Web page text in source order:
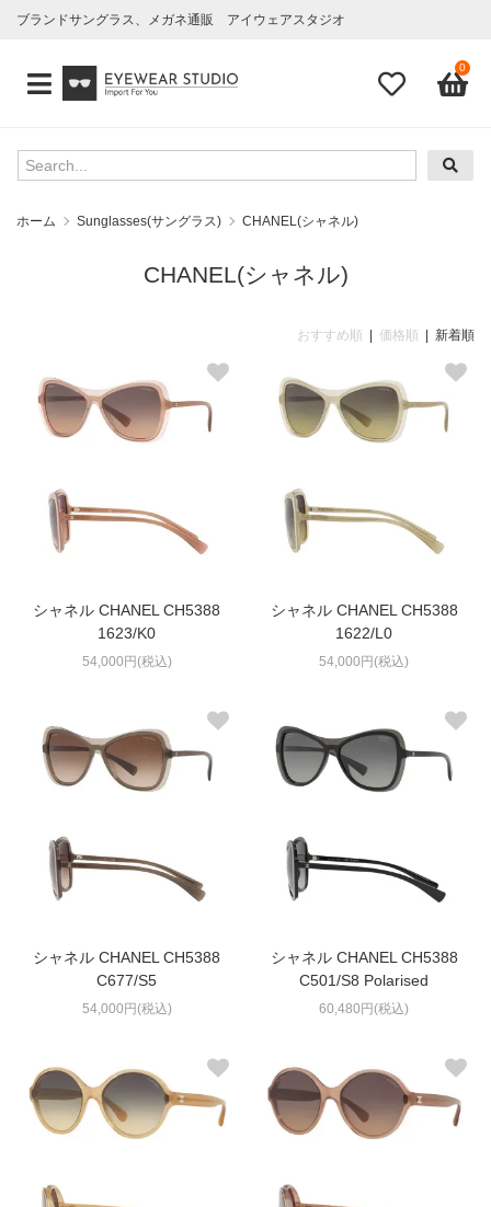
ブランドサングラス、メガネ通販 アイウェアスタジオ
0
ホーム Sunglasses(サングラス) CHANEL(シャネル)
CHANEL(シャネル)
おすすめ順 価格順 | 新着順
シャネル CHANEL CH5388
1623/K0
54,000円(税込)
シャネル CHANEL CH5388
1622/L0
54,000円(税込)
シャネル CHANEL CH5388
C677/S5
54,000円(税込)
シャネル CHANEL CH5388
C501/S8 Polarised
60,480円(税込)